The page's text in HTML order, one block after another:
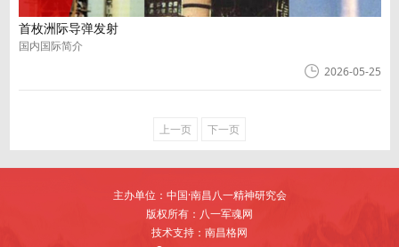
首枚洲际导弹发射
国内国际简介
2026-05-25
上一页 下一页
主办单位：中国·南昌八一精神研究会
版权所有：八一军魂网
技术支持：南昌格网